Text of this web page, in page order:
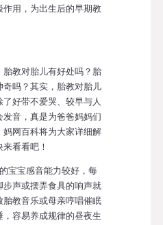
作用，为出生后的早期教
教对胎儿有好处吗？胎
奇吗？其实，胎教对胎儿
好带不爱哭、较早与人
音，真是为爸爸妈妈们
妈网百科将为大家详细解
看看吧！
宝感音能力较好，每
步声或摆弄食具的响声就
胎教音乐或母亲哼唱催眠
容易养成规律的昼夜生